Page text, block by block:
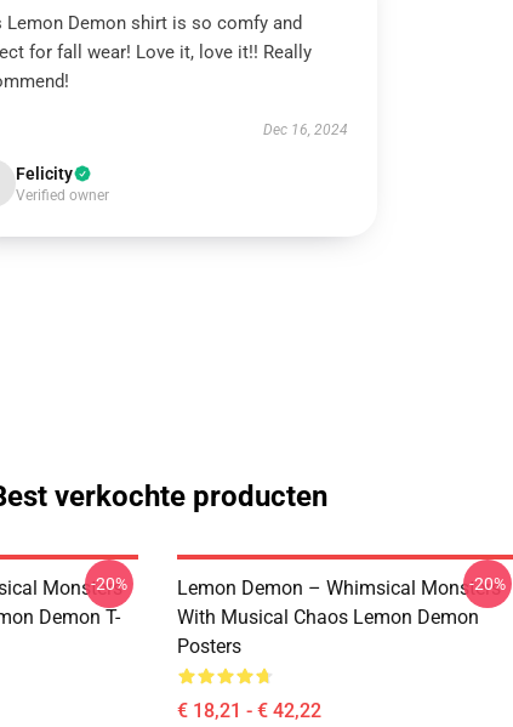
Lemon Demon shirt is so comfy and
for fall wear! Love it, love it!! Really
Dec 16, 2024
Felicity
Verified owner
verkochte producten
Monsters
Demon T-
-20%
Lemon Demon – Whimsical Monsters
With Musical Chaos Lemon Demon
Posters
€ 18,21 - € 42,22
-20%